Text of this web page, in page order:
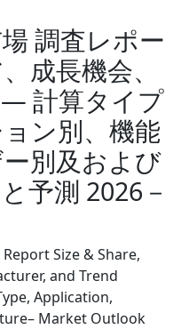
調査レポー
成長機会、
計算タイプ
ン別、機能
別及および
予測 2026－
Size & Share,
and Trend
Application,
Market Outlook